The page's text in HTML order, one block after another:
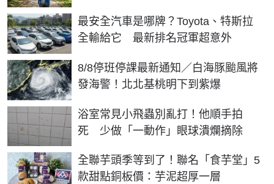
最安全汽車是哪牌？Toyota、特斯拉
全輸給它 最新排名冠軍超意外
8/8停班停課最新通知／白海豚颱風將
發海警！北北基桃明下到紫爆
浴室常見小飛蟲別亂打！他順手拍
死 少做「一動作」眼球潰爛摘除
全聯芋頭季等到了！聯名「食芋堂」5
款甜點銅板價：芋泥超厚一層